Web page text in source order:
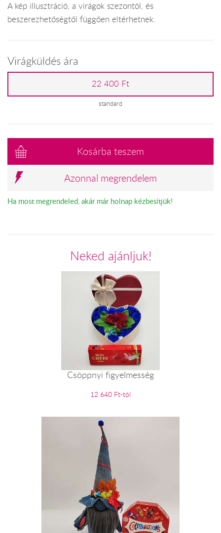
A kép illusztráció, a virágok szezontól, és
beszerezhetőségtől függően eltérhetnek.
Virágküldés ára
22 400 Ft
standard
Kosárba teszem
Azonnal megrendelem
Ha most megrendeled, akár már holnap kézbesítjük!
Neked ajánljuk!
Csöppnyi figyelmesség
12 640 Ft-tól